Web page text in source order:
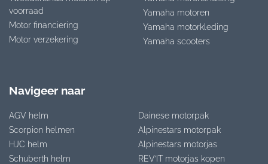
voorraad
Motor financiering
Motor verzekering
Yamaha motoren
Yamaha motorkleding
Yamaha scooters
Navigeer naar
AGV helm
Scorpion helmen
HJC helm
Schuberth helm
Dainese motorpak
Alpinestars motorpak
Alpinestars motorjas
REV’IT motorjas kopen